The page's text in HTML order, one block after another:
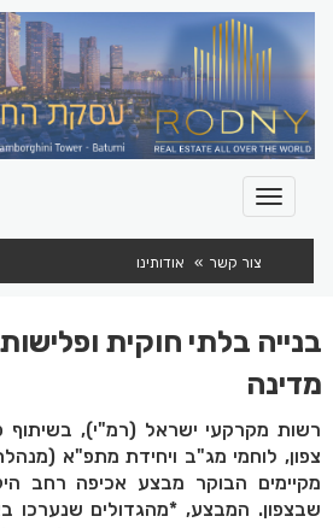
צור קשר אודותינו
בנייה בלתי חוקית
מדינה
רשות מקרקעי ישראל (רמ"י), בשיתוף
צפון, לוחמי מג"ב ויחידת מתפ"א
מקיימים הבוקר מבצע אכיפה רחב
שבצפון. המבצע, *מהגדולים שנערכו